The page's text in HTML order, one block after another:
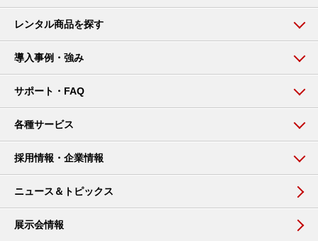
レンタル商品を探す
導入事例・強み
サポート・FAQ
各種サービス
採用情報・企業情報
ニュース＆トピックス
展示会情報